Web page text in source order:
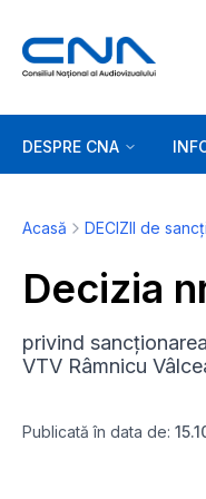
DESPRE CNA
Acasă DECIZII de
Decizia
privind
VTV Râmnicu
Publicată în data de: